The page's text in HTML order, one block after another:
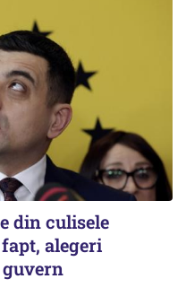
din culisele
alegeri